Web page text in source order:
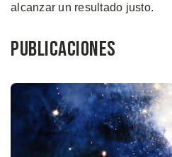
alcanzar un resultado justo.
Publicaciones